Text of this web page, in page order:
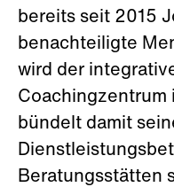
bereits seit 2015
benachteiligte
wird der
Coachingzentrum
bündelt damit
Beratungsstätten